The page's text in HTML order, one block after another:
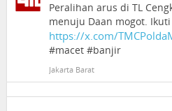
Peralihan arus di TL
menuju Daan mogot.
https://x.com/
#macet #banjir
Jakarta Barat